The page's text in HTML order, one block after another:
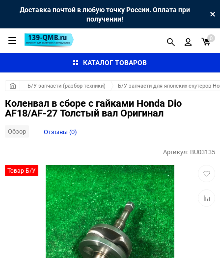
Доставка почтой в любую точку России. Оплата при
получении!
КАТАЛОГ ТОВАРОВ
0
Б/У запчасти (разбор техники) Б/У запчасти для японских скутеров
Коленвал в сборе с гайками Honda Dio
AF18/AF-27 Толстый вал Оригинал
Обзор Отзывы (0)
Товар Б/У
Артикул: BU03135